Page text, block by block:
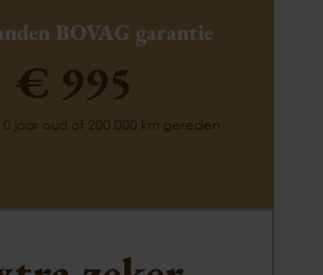
BOVAG garantie
€ 995
jaar oud of 200.000 km gereden